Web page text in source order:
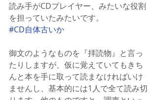
読み手がCDプレイヤー、みたいな役割
を担っていたみたいです。
#CD自体古いか
御文のようなものを『拝読物』と言っ
たりしますが、仮に覚えていてもきち
んと本を手に取って読まなければいけ
ませんし、基本的には1人で全て読み切